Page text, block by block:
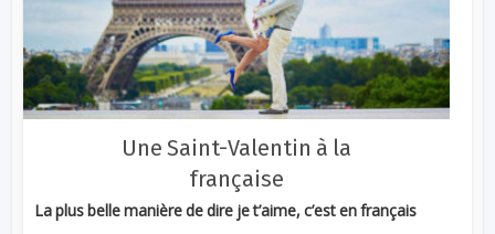
Une Saint-Valentin à la
française
La plus belle manière de dire je t’aime, c’est en français